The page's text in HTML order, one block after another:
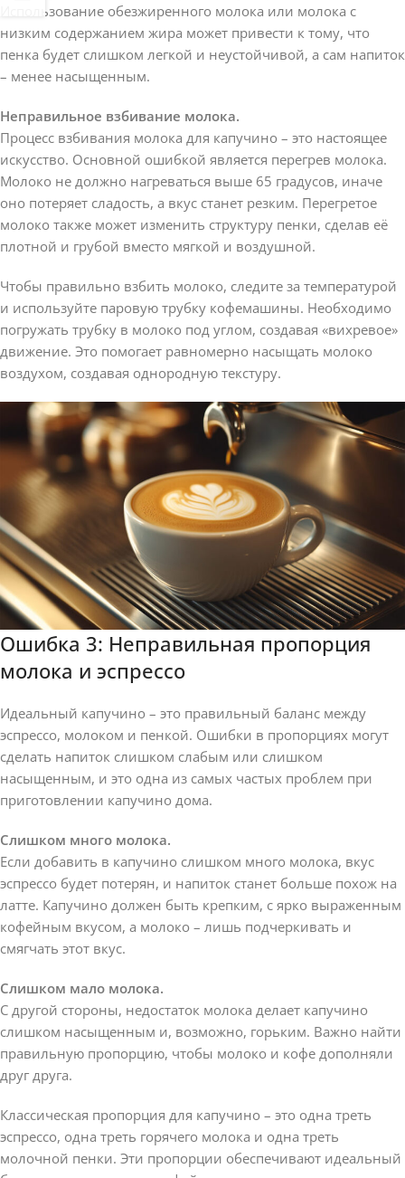
Использование обезжиренного молока или молока с
низким содержанием жира может привести к тому, что
пенка будет слишком легкой и неустойчивой, а сам напиток
– менее насыщенным.
Неправильное взбивание молока.
Процесс взбивания молока для капучино – это настоящее
искусство. Основной ошибкой является перегрев молока.
Молоко не должно нагреваться выше 65 градусов, иначе
оно потеряет сладость, а вкус станет резким. Перегретое
молоко также может изменить структуру пенки, сделав её
плотной и грубой вместо мягкой и воздушной.
Чтобы правильно взбить молоко, следите за температурой
и используйте паровую трубку кофемашины. Необходимо
погружать трубку в молоко под углом, создавая «вихревое»
движение. Это помогает равномерно насыщать молоко
воздухом, создавая однородную текстуру.
Ошибка 3: Неправильная пропорция
молока и эспрессо
Идеальный капучино – это правильный баланс между
эспрессо, молоком и пенкой. Ошибки в пропорциях могут
сделать напиток слишком слабым или слишком
насыщенным, и это одна из самых частых проблем при
приготовлении капучино дома.
Слишком много молока.
Если добавить в капучино слишком много молока, вкус
эспрессо будет потерян, и напиток станет больше похож на
латте. Капучино должен быть крепким, с ярко выраженным
кофейным вкусом, а молоко – лишь подчеркивать и
смягчать этот вкус.
Слишком мало молока.
С другой стороны, недостаток молока делает капучино
слишком насыщенным и, возможно, горьким. Важно найти
правильную пропорцию, чтобы молоко и кофе дополняли
друг друга.
Классическая пропорция для капучино – это одна треть
эспрессо, одна треть горячего молока и одна треть
молочной пенки. Эти пропорции обеспечивают идеальный